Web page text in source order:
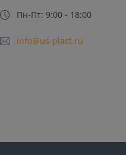
Пн-Пт: 9:00 - 18:00
info@us-plast.ru